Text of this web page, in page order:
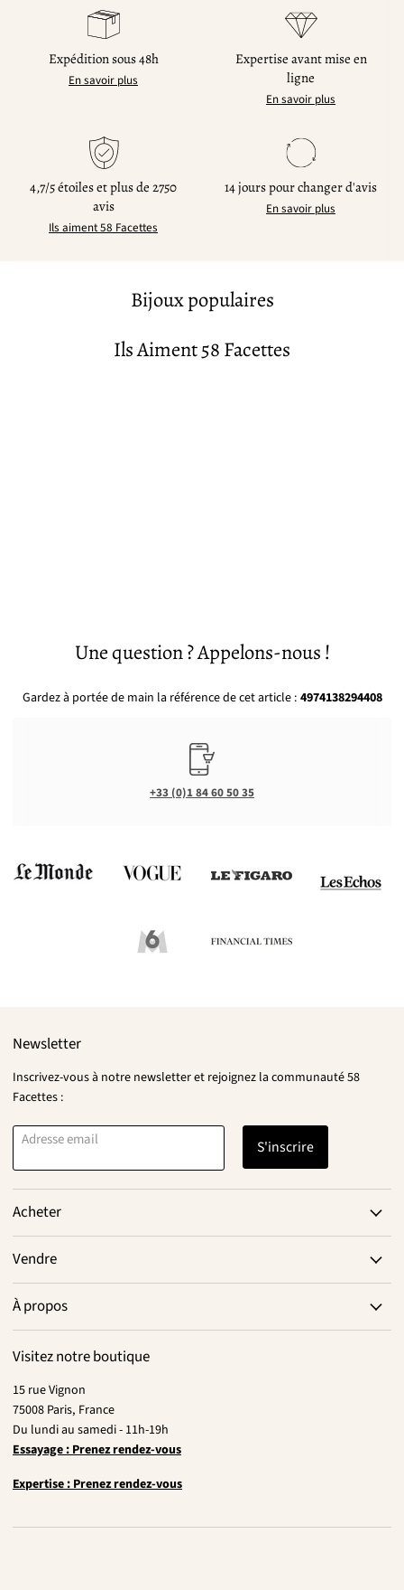
Expédition sous 48h
En savoir plus
Expertise avant mise en
ligne
En savoir plus
4,7/5 étoiles et plus de 2750
avis
Ils aiment 58 Facettes
14 jours pour changer d'avis
En savoir plus
Bijoux populaires
Ils Aiment 58 Facettes
Une question ? Appelons-nous !
Gardez à portée de main la référence de cet article : 4974138294408
+33 (0)1 84 60 50 35
Newsletter
Inscrivez-vous à notre newsletter et rejoignez la communauté 58
Facettes :
Adresse email S'inscrire
Acheter
Vendre
À propos
Visitez notre boutique
15 rue Vignon
75008 Paris, France
Du lundi au samedi - 11h-19h
Essayage : Prenez rendez-vous
Expertise : Prenez rendez-vous